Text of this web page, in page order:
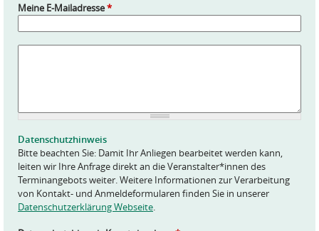
Meine E-Mailadresse*
*
Datenschutzhinweis
Bitte beachten Sie: Damit Ihr Anliegen bearbeitet werden kann,
leiten wir Ihre Anfrage direkt an die Veranstalter*innen des
Terminangebots weiter. Weitere Informationen zur Verarbeitung
von Kontakt- und Anmeldeformularen finden Sie in unserer
Datenschutzerklärung Webseite